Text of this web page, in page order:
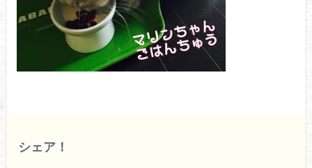
シェア！